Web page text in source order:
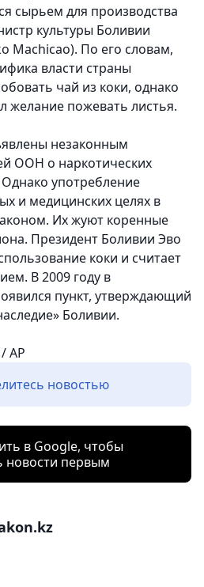
сырьем для производства
культуры Боливии
Machicao). По его словам,
власти страны
чай из коки, однако
желание пожевать листья.
незаконным
ООН о наркотических
Однако употребление
и медицинских целях в
Их жуют коренные
Президент Боливии Эво
коки и считает
В 2009 году в
пункт, утверждающий
Боливии.
AP
новостью
в Google, чтобы
новости первым